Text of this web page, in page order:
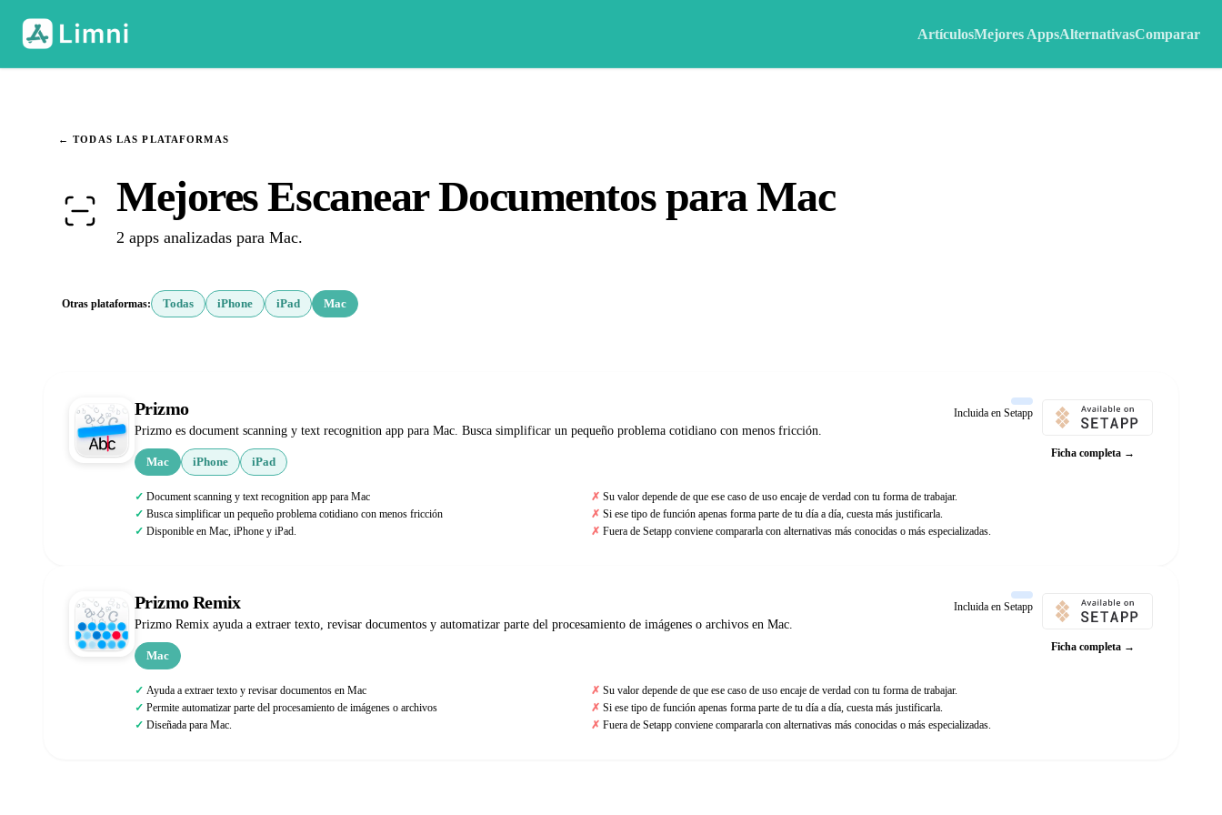
ArtículosMejores AppsAlternativasComparar
← TODAS LAS PLATAFORMAS
Mejores Escanear Documentos para Mac
2 apps analizadas para Mac.
Otras plataformas: Todas iPhone iPad Mac
Prizmo
Prizmo es document scanning y text recognition app para Mac. Busca simplificar un pequeño problema cotidiano con menos fricción.
Incluida en Setapp
Mac iPhone iPad
Document scanning y text recognition app para Mac
Busca simplificar un pequeño problema cotidiano con menos fricción
Disponible en Mac, iPhone y iPad.
Su valor depende de que ese caso de uso encaje de verdad con tu forma de trabajar.
Si ese tipo de función apenas forma parte de tu día a día, cuesta más justificarla.
Fuera de Setapp conviene compararla con alternativas más conocidas o más especializadas.
Ficha completa →
Prizmo Remix
Prizmo Remix ayuda a extraer texto, revisar documentos y automatizar parte del procesamiento de imágenes o archivos en Mac.
Incluida en Setapp
Mac
Ayuda a extraer texto y revisar documentos en Mac
Permite automatizar parte del procesamiento de imágenes o archivos
Diseñada para Mac.
Su valor depende de que ese caso de uso encaje de verdad con tu forma de trabajar.
Si ese tipo de función apenas forma parte de tu día a día, cuesta más justificarla.
Fuera de Setapp conviene compararla con alternativas más conocidas o más especializadas.
Ficha completa →